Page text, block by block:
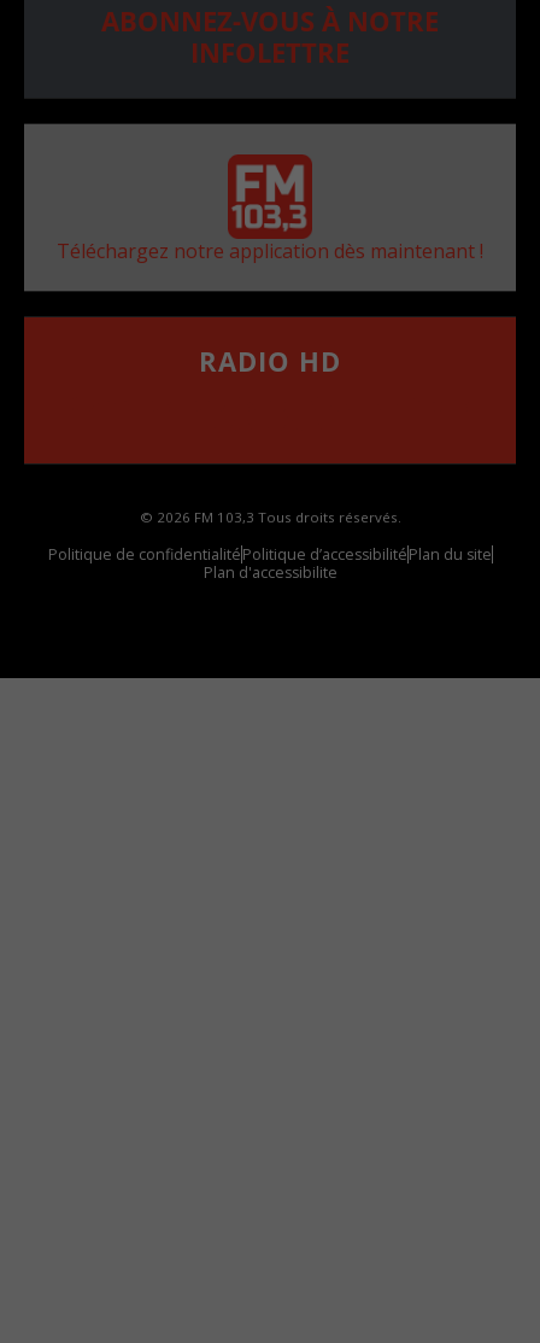
ABONNEZ-VOUS À NOTRE
INFOLETTRE
Téléchargez notre application dès maintenant !
RADIO HD
© 2026 FM 103,3 Tous droits réservés.
Politique de confidentialitéPolitique d’accessibilitéPlan du site
Plan d'accessibilite